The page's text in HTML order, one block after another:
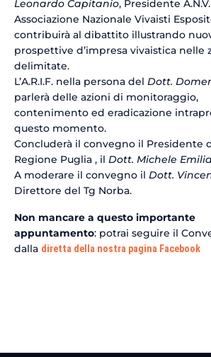
Leonardo Capitanio, Presidente
Associazione Nazionale Vivaisti
contribuirà al dibattito illustrando
prospettive d’impresa vivaistica nelle
delimitate.
L’A.R.I.F. nella persona del Dott.
parlerà delle azioni di monitoraggio,
contenimento ed eradicazione
questo momento.
Concluderà il convegno il Presidente
Regione Puglia , il Dott. Michele
A moderare il convegno il Dott.
Direttore del Tg Norba.
Non mancare a questo importante
appuntamento: potrai seguire il
dalla diretta della nostra pagina Facebook